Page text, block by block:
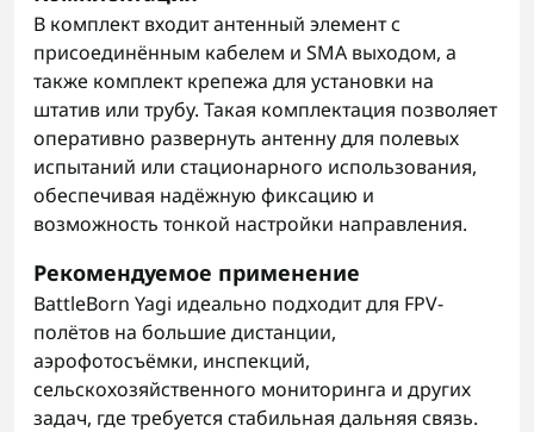
В комплект входит антенный элемент с
присоединённым кабелем и SMA выходом, а
также комплект крепежа для установки на
штатив или трубу. Такая комплектация позволяет
оперативно развернуть антенну для полевых
испытаний или стационарного использования,
обеспечивая надёжную фиксацию и
возможность тонкой настройки направления.
Рекомендуемое применение
BattleBorn Yagi идеально подходит для FPV-
полётов на большие дистанции,
аэрофотосъёмки, инспекций,
сельскохозяйственного мониторинга и других
задач, где требуется стабильная дальняя связь.